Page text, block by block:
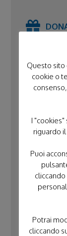
TUTTI I
TERRA
Questo sito
cookie o
I
riguardo
Puoi
Potrai
cliccando